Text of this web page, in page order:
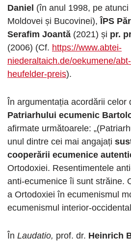
Daniel (în anul 1998, pe atunci
Moldovei și Bucovinei),ÎPS
Serafim Joantă (2021) și pr.
(2006) (Cf. https://www.abtei-
niederaltaich.de/oekumene/
heufelder-preis).
În argumentația acordării celor
Patriarhului ecumenic
afirmate următoarele:
unul dintre cei mai angajați
cooperării ecumenice
Ortodoxiei. Resentimentele
anti-ecumenice îi sunt străine.
a Ortodoxiei în ecumenismul
ecumenismul interior-
În Laudatio, prof. dr. Heinrich